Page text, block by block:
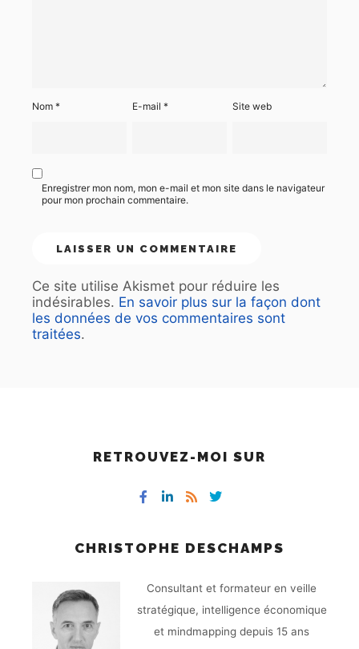
Nom * E-mail* Site web
Enregistrer mon nom, mon e-mail et mon site dans le navigateur
pour mon prochain commentaire.
Ce site utilise Akismet pour réduire les
indésirables. En savoir plus sur la façon dont
les données de vos commentaires sont
traitées.
RETROUVEZ-MOI SUR
CHRISTOPHE DESCHAMPS
Consultant et formateur en veille
stratégique, intelligence économique
et mindmapping depuis 15 ans